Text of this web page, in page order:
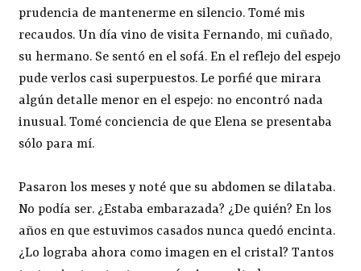
prudencia de mantenerme en silencio. Tomé mis
recaudos. Un día vino de visita Fernando, mi cuñado,
su hermano. Se sentó en el sofá. En el reflejo del espejo
pude verlos casi superpuestos. Le porfié que mirara
algún detalle menor en el espejo: no encontró nada
inusual. Tomé conciencia de que Elena se presentaba
sólo para mí.
Pasaron los meses y noté que su abdomen se dilataba.
No podía ser. ¿Estaba embarazada? ¿De quién? En los
años en que estuvimos casados nunca quedó encinta.
¿Lo lograba ahora como imagen en el cristal? Tantos